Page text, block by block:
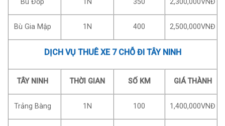
Bù Đốp 1N 350 2,300,000VNĐ
Bù Gia Mập 1N 400 2,500,000VNĐ
DỊCH VỤ THUÊ XE 7 CHỖ ĐI TÂY NINH
TÂY NINH THỜI GIAN SỐ KM GIÁ THÀNH
Trảng Bàng 1N 100 1,400,000VNĐ